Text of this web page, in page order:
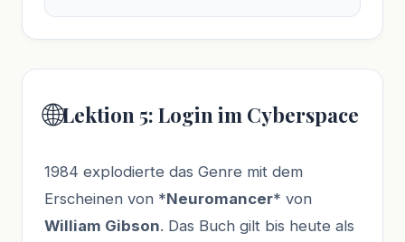
🌐Lektion 5: Login im Cyberspace
1984 explodierte das Genre mit dem
Erscheinen von *Neuromancer* von
William Gibson. Das Buch gilt bis heute als